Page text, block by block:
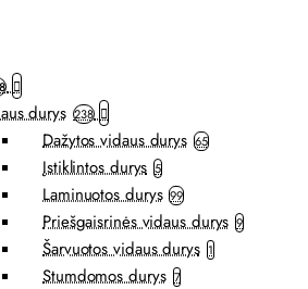
durys 238
Dažytos vidaus durys 65
Įstiklintos durys 5
Laminuotos durys 99
Priešgaisrinės vidaus durys 9
Šarvuotos vidaus durys 1
Stumdomos durys 7